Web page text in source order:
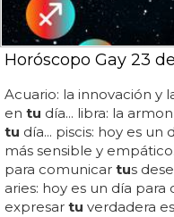
Horóscopo Gay 23
Acuario: la innovación y
en tu día... libra: la
tu día... piscis: hoy es
más sensible y
para comunicar tus
aries: hoy es un día
expresar tu verdadera